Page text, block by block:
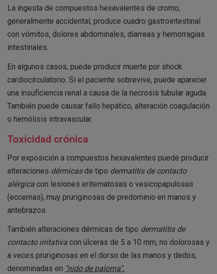
La ingesta de compuestos hexavalentes de cromo,
generalmente accidental, produce cuadro gastrointestinal
con vómitos, dolores abdominales, diarreas y hemorragias
intestinales.
En algunos casos, puede producir muerte por shock
cardiocirculatorio. Si el paciente sobrevive, puede aparecer
una insuficiencia renal a causa de la necrosis tubular aguda.
También puede causar fallo hepático, alteración coagulación
o hemólisis intravascular.
Toxicidad crónica
Por exposición a compuestos hexavalentes puede producir
alteraciones dérmicasde tipo dermatitis de contacto
alérgica con lesiones eritematosas o vesicopapulosas
(eccemas), muy pruriginosas de predominio en manos y
antebrazos.
También alteraciones dérmicas de tipo dermatitis de
contacto irritativa con úlceras de 5 a 10 mm, no dolorosas y
a veces pruriginosas en el dorso de las manos y dedos,
denominadas en "nido de paloma".